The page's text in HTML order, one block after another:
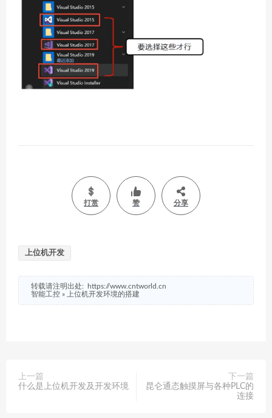
打赏 赞 分享
上位机开发
转载请注明出处:
https://www.cntworld.cn
智能工控 » 上位机开发环境的搭建
上一篇
什么是上位机开发及开发环境
下一篇
昆仑通态触摸屏与各种PLC的
连接